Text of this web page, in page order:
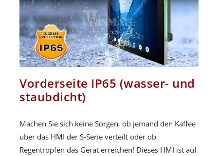
Vorderseite IP65 (wasser- und
staubdicht)
Machen Sie sich keine Sorgen, ob jemand den Kaffee
über das HMI der S-Serie verteilt oder ob
Regentropfen das Gerät erreichen! Dieses HMI ist auf